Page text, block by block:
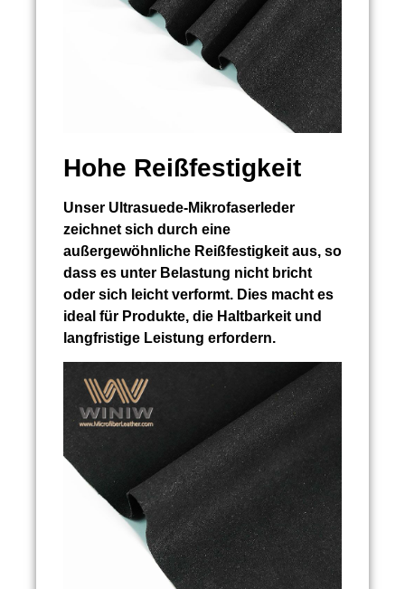
Hohe Reißfestigkeit
Unser Ultrasuede-Mikrofaserleder
zeichnet sich durch eine
außergewöhnliche Reißfestigkeit aus, so
dass es unter Belastung nicht bricht
oder sich leicht verformt. Dies macht es
ideal für Produkte, die Haltbarkeit und
langfristige Leistung erfordern.